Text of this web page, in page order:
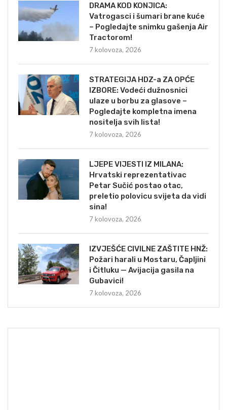
DRAMA KOD KONJICA:
Vatrogasci i šumari brane kuće
– Pogledajte snimku gašenja Air
Tractorom!
7 kolovoza, 2026
STRATEGIJA HDZ-a ZA OPĆE
IZBORE: Vodeći dužnosnici
ulaze u borbu za glasove –
Pogledajte kompletna imena
nositelja svih lista!
7 kolovoza, 2026
LJEPE VIJESTI IZ MILANA:
Hrvatski reprezentativac
Petar Sučić postao otac,
preletio polovicu svijeta da vidi
sina!
7 kolovoza, 2026
IZVJEŠĆE CIVILNE ZAŠTITE HNŽ:
Požari harali u Mostaru, Čapljini
i Čitluku — Avijacija gasila na
Gubavici!
7 kolovoza, 2026